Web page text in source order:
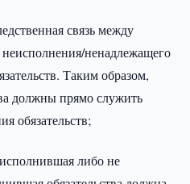
связь между
ненадлежащего
Таким образом,
должны прямо служить
обязательств;
либо не